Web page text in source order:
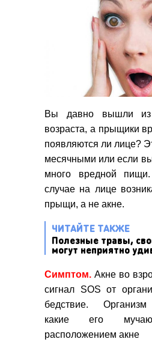
Вы давно вышли из
возраста, а прыщики
появляются ли лице?
месячными или если
много вредной
случае на лице
прыщи, а не акне.
ЧИТАЙТЕ ТАКЖЕ
Полезные травы,
могут неприятно
Симптом. Акне во
сигнал SOS от
бедствие. Организм
какие его
расположением акне